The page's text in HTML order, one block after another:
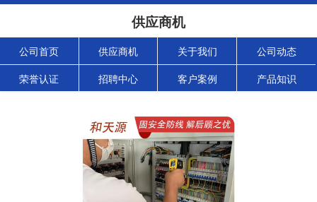
供应商机
公司首页 供应商机 关于我们 公司动态
荣誉认证 招聘中心 客户案例 产品知识